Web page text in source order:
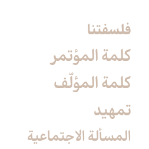
فلسفتنا
كلمة المؤتمر
كلمة المؤلّف‏
تمهيد
المسألة الاجتماعية